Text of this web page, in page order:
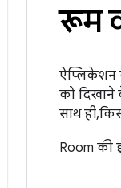
रूम
ऐप्लिकेशन
को दिखाने
साथ ही,
Room की